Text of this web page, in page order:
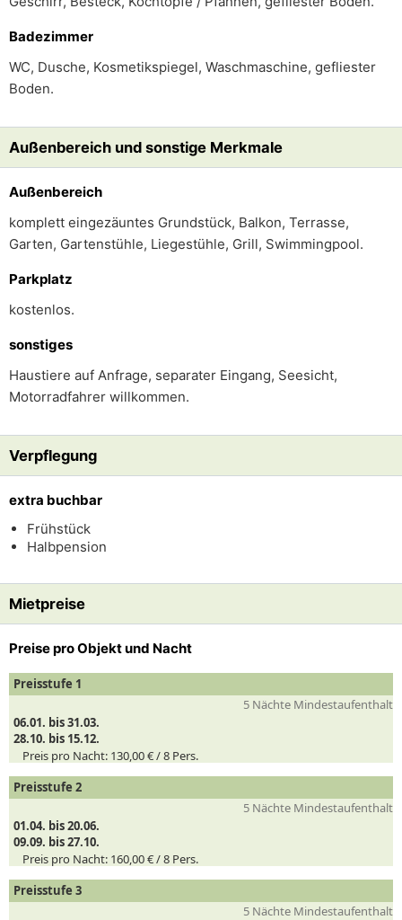
Badezimmer
WC, Dusche, Kosmetikspiegel, Waschmaschine, gefliester
Boden.
Außenbereich und sonstige Merkmale
Außenbereich
komplett eingezäuntes Grundstück, Balkon, Terrasse,
Garten, Gartenstühle, Liegestühle, Grill, Swimmingpool.
Parkplatz
kostenlos.
sonstiges
Haustiere auf Anfrage, separater Eingang, Seesicht,
Motorradfahrer willkommen.
Verpflegung
extra buchbar
Frühstück
Halbpension
Mietpreise
Preise pro Objekt und Nacht
Preisstufe 1
5 Nächte Mindestaufenthalt
06.01. bis 31.03.
28.10. bis 15.12.
Preis pro Nacht: 130,00 € /8 Pers.
Preisstufe 2
5 Nächte Mindestaufenthalt
01.04. bis 20.06.
09.09. bis 27.10.
Preis pro Nacht: 160,00 € /8 Pers.
Preisstufe 3
5 Nächte Mindestaufenthalt